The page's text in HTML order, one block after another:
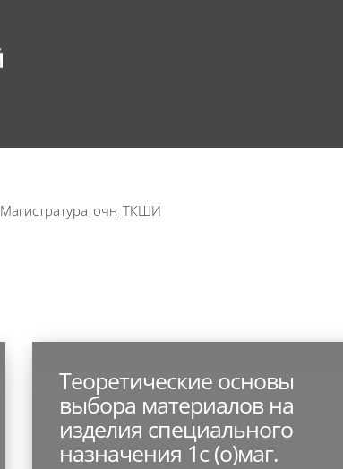
Магистратура_очн_ТКШИ
Теоретические основы
выбора материалов на
изделия специального
назначения 1с (о)маг.